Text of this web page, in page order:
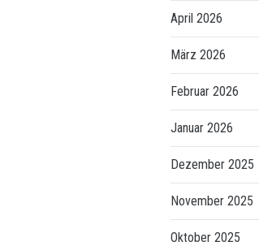
April 2026
März 2026
Februar 2026
Januar 2026
Dezember 2025
November 2025
Oktober 2025